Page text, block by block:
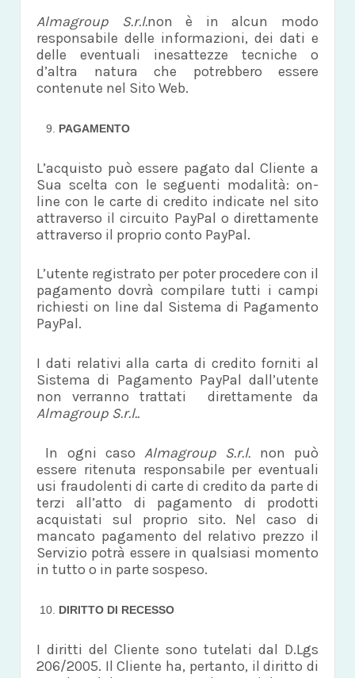
Almagroup S.r.l.non è in alcun modo
responsabile delle informazioni, dei dati e
delle eventuali inesattezze tecniche o
d’altra natura che potrebbero essere
contenute nel Sito Web.
PAGAMENTO
L’acquisto può essere pagato dal Cliente a
Sua scelta con le seguenti modalità: on-
line con le carte di credito indicate nel sito
attraverso il circuito PayPal o direttamente
attraverso il proprio conto PayPal.
L’utente registrato per poter procedere con il
pagamento dovrà compilare tutti i campi
richiesti on line dal Sistema di Pagamento
PayPal.
I dati relativi alla carta di credito forniti al
Sistema di Pagamento PayPal dall’utente
non verranno trattati direttamente da
Almagroup S.r.l..
In ogni casoAlmagroup S.r.l. non può
essere ritenuta responsabile per eventuali
usi fraudolenti di carte di credito da parte di
terzi all’atto di pagamento di prodotti
acquistati sul proprio sito. Nel caso di
mancato pagamento del relativo prezzo il
Servizio potrà essere in qualsiasi momento
in tutto o in parte sospeso.
DIRITTO DI RECESSO
I diritti del Cliente sono tutelati dal D.Lgs
206/2005. Il Cliente ha, pertanto, il diritto di